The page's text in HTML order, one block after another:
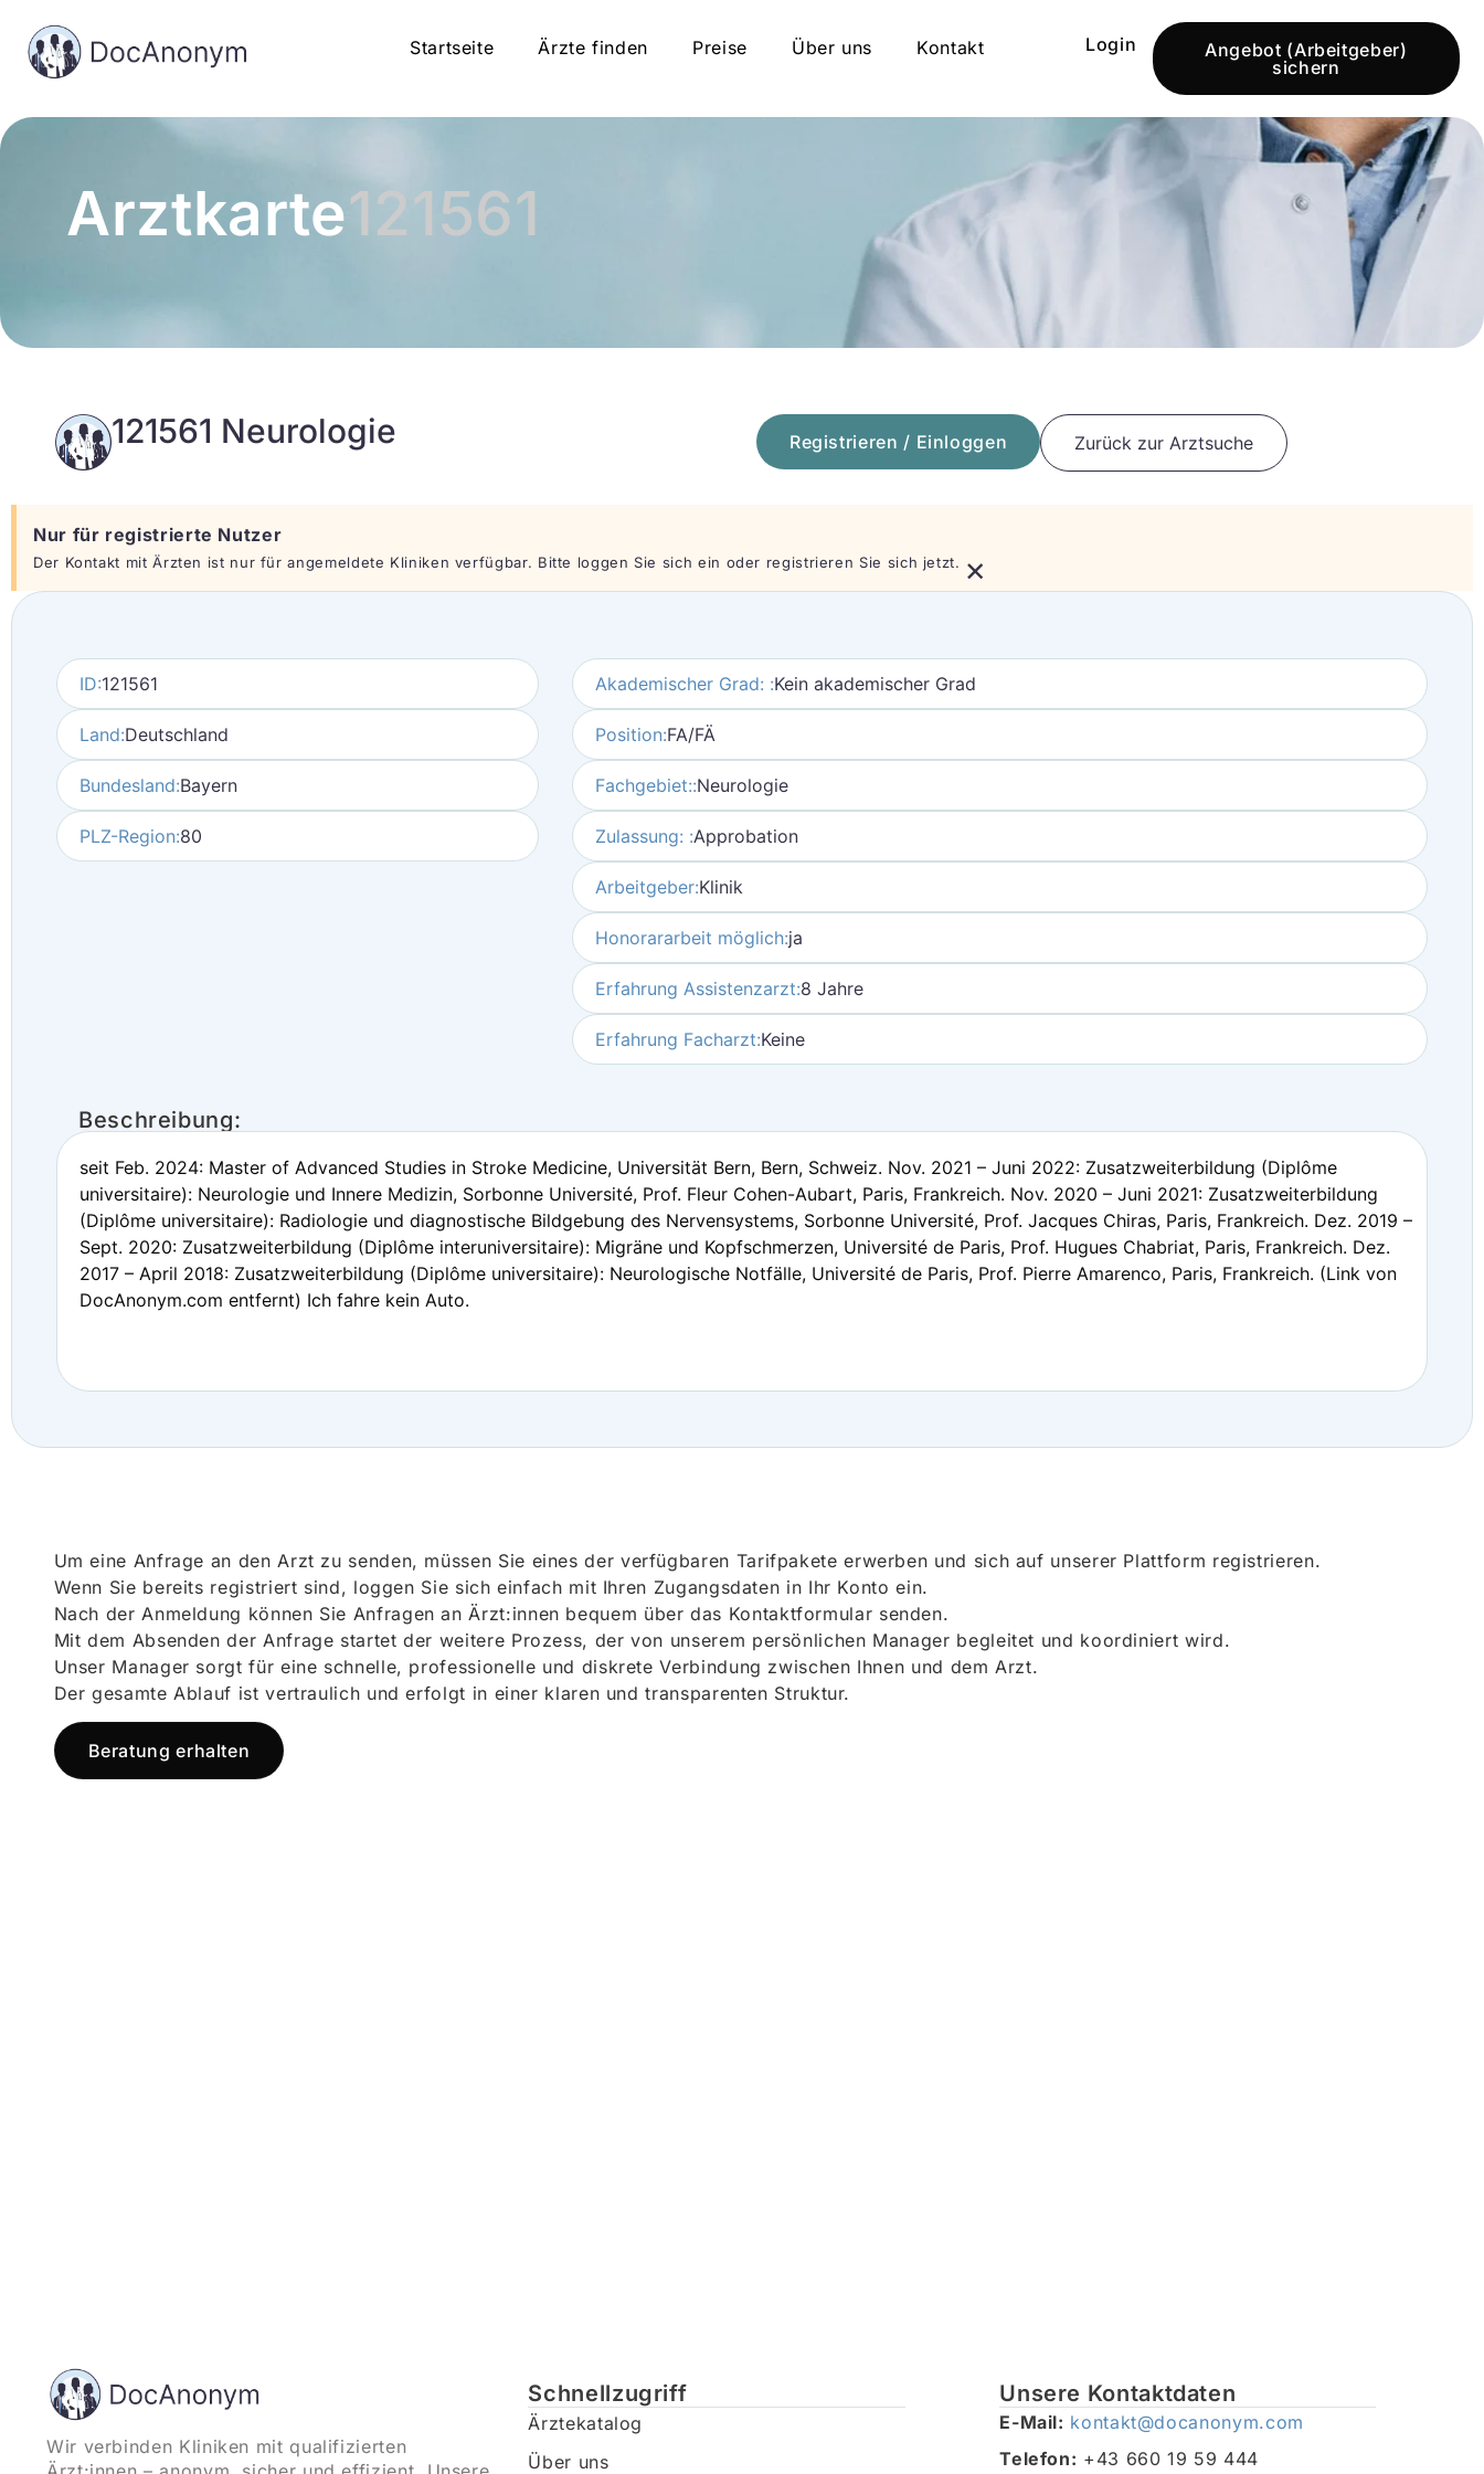
Startseite Ärzte finden Preise Über uns Kontakt Login
Angebot (Arbeitgeber)
sichern
Arztkarte121561
121561 Neurologie Registrieren / Einloggen Zurück zur Arztsuche
Nur für registrierte Nutzer
Der Kontakt mit Ärzten ist nur für angemeldete Kliniken verfügbar. Bitte loggen Sie sich ein oder registrieren Sie sich jetzt. ×
ID:121561
Land:Deutschland
Bundesland:Bayern
PLZ-Region:80
Akademischer Grad: :Kein akademischer Grad
Position:FA/FÄ
Fachgebiet::Neurologie
Zulassung: :Approbation
Arbeitgeber:Klinik
Honorararbeit möglich:ja
Erfahrung Assistenzarzt:8 Jahre
Erfahrung Facharzt:Keine
Beschreibung:
seit Feb. 2024: Master of Advanced Studies in Stroke Medicine, Universität Bern, Bern, Schweiz. Nov. 2021 – Juni 2022: Zusatzweiterbildung (Diplôme
universitaire): Neurologie und Innere Medizin, Sorbonne Université, Prof. Fleur Cohen-Aubart, Paris, Frankreich. Nov. 2020 – Juni 2021: Zusatzweiterbildung
(Diplôme universitaire): Radiologie und diagnostische Bildgebung des Nervensystems, Sorbonne Université, Prof. Jacques Chiras, Paris, Frankreich. Dez. 2019 –
Sept. 2020: Zusatzweiterbildung (Diplôme interuniversitaire): Migräne und Kopfschmerzen, Université de Paris, Prof. Hugues Chabriat, Paris, Frankreich. Dez.
2017 – April 2018: Zusatzweiterbildung (Diplôme universitaire): Neurologische Notfälle, Université de Paris, Prof. Pierre Amarenco, Paris, Frankreich. (Link von
DocAnonym.com entfernt) Ich fahre kein Auto.
Um eine Anfrage an den Arzt zu senden, müssen Sie eines der verfügbaren Tarifpakete erwerben und sich auf unserer Plattform registrieren.
Wenn Sie bereits registriert sind, loggen Sie sich einfach mit Ihren Zugangsdaten in Ihr Konto ein.
Nach der Anmeldung können Sie Anfragen an Ärzt:innen bequem über das Kontaktformular senden.
Mit dem Absenden der Anfrage startet der weitere Prozess, der von unserem persönlichen Manager begleitet und koordiniert wird.
Unser Manager sorgt für eine schnelle, professionelle und diskrete Verbindung zwischen Ihnen und dem Arzt.
Der gesamte Ablauf ist vertraulich und erfolgt in einer klaren und transparenten Struktur.
Beratung erhalten
Wir verbinden Kliniken mit qualifizierten
Schnellzugriff
Ärztekatalog
Über uns
Unsere Kontaktdaten
E-Mail: kontakt@docanonym.com
Telefon: +43 660 19 59 444